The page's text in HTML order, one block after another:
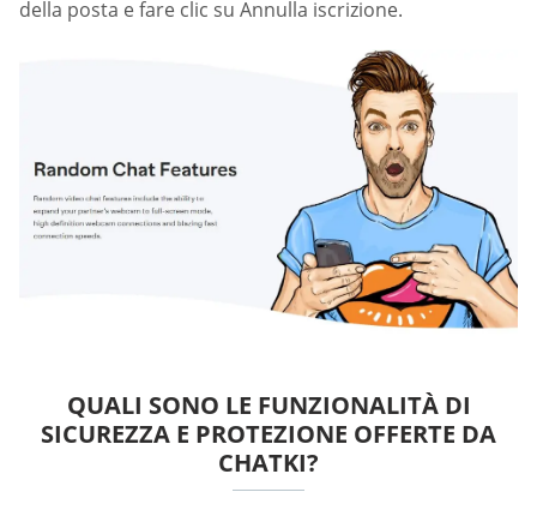
della posta e fare clic su Annulla iscrizione.
QUALI SONO LE FUNZIONALITÀ DI
SICUREZZA E PROTEZIONE OFFERTE DA
CHATKI?